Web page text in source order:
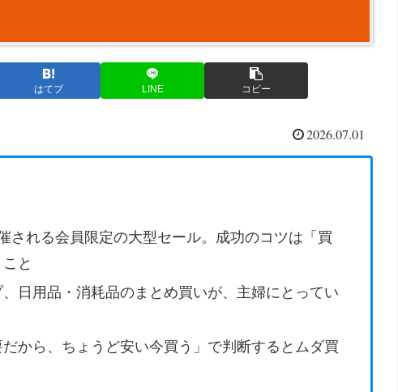
はてブ LINE コピー
2026.07.01
される会員限定の大型セール。成功のコツは「買
と
日用品・消耗品のまとめ買いが、主婦にとってい
から、ちょうど安い今買う」で判断するとムダ買